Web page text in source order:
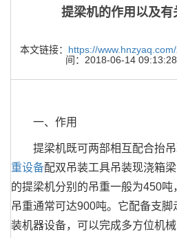
提梁机的作用以及有
本文链接： https://
间：2018-06-14
一、作用
提梁机既可两部相互配合抬吊
重设备配双吊装工具吊装现浇箱
的提梁机分别的吊重一般为450
吊重通常可达900吨。它配备支
装机器设备，可以完成多方位机